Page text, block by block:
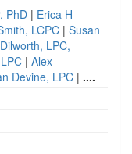
PhD | Erica H
LCPC | Susan
LPC,
| Alex
Devine, LPC | ....